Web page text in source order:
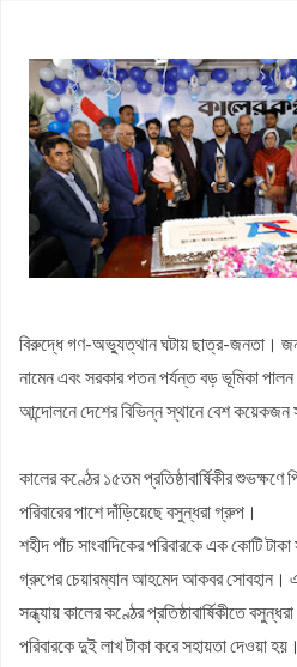
শাপলা চত্বর ‘গণহত্যা’ মামলায় লতিফ
এমপিওভুক্ত শিক্ষকদের স্থানীয়
দাবি
ইউএনওকে সংবর্ধনা দিলেন জামায়াত
আগামী ১০ বছরের মধ্যে সরকার গঠন
সাকিব আল হাসানের বাড়িতে আগুন,
বিরুদ্ধে গণ-অভ্যুত্থান ঘটায় ছাত্র-জনতা।
নামেন এবং সরকার পতন পর্যন্ত বড় ভূমিকা
আন্দোলনে দেশের বিভিন্ন স্থানে বেশ কয়েকজন
কালের কণ্ঠের ১৫তম প্রতিষ্ঠাবার্ষিকীর শুভক্ষণে
পরিবারের পাশে দাঁড়িয়েছে বসুন্ধরা গ্রুপ।
শহীদ পাঁচ সাংবাদিকের পরিবারকে এক কোটি
গ্রুপের চেয়ারম্যান আহমেদ আকবর সোবহান। এ
সন্ধ্যায় কালের কণ্ঠের প্রতিষ্ঠাবার্ষিকীতে
পরিবারকে দুই লাখ টাকা করে সহায়তা দেওয়া হয়।